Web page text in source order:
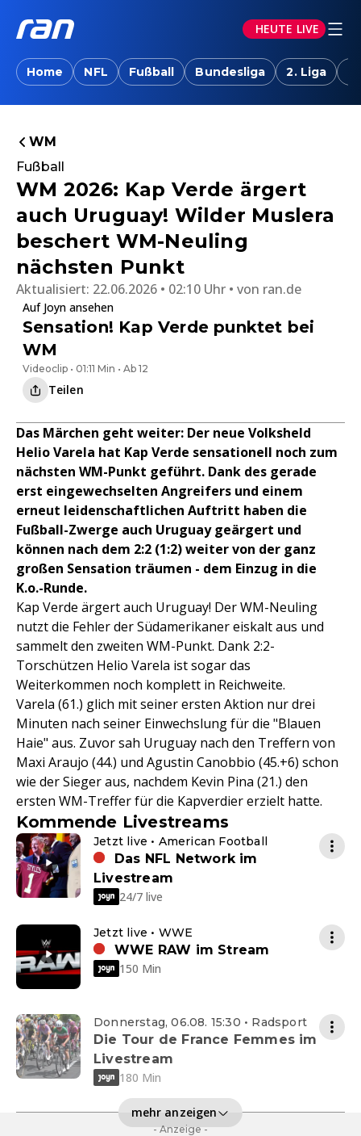
HEUTE LIVE
Home NFL Fußball Bundesliga 2. Liga
WM
Fußball
WM 2026: Kap Verde ärgert
auch Uruguay! Wilder Muslera
beschert WM-Neuling
nächsten Punkt
Aktualisiert: 22.06.2026 • 02:10 Uhr von ran.de
Auf Joyn ansehen
Sensation! Kap Verde punktet bei
WM
Videoclip • 01:11 Min • Ab 12
Teilen
Das Märchen geht weiter: Der neue Volksheld
Helio Varela hat Kap Verde sensationell noch zum
nächsten WM-Punkt geführt. Dank des gerade
erst eingewechselten Angreifers und einem
erneut leidenschaftlichen Auftritt haben die
Fußball-Zwerge auch Uruguay geärgert und
können nach dem 2:2 (1:2) weiter von der ganz
großen Sensation träumen - dem Einzug in die
K.o.-Runde.
Kap Verde ärgert auch Uruguay! Der WM-Neuling
nutzt die Fehler der Südamerikaner eiskalt aus und
sammelt den zweiten WM-Punkt. Dank 2:2-
Torschützen Helio Varela ist sogar das
Weiterkommen noch komplett in Reichweite.
Varela (61.) glich mit seiner ersten Aktion nur drei
Minuten nach seiner Einwechslung für die "Blauen
Haie" aus. Zuvor sah Uruguay nach den Treffern von
Maxi Araujo (44.) und Agustin Canobbio (45.+6) schon
wie der Sieger aus, nachdem Kevin Pina (21.) den
ersten WM-Treffer für die Kapverdier erzielt hatte.
Kommende Livestreams
Jetzt live • American Football
Das NFL Network im
Livestream
24/7 live
Jetzt live • WWE
WWE RAW im Stream
150 Min
Donnerstag, 06.08. 15:30 • Radsport
Die Tour de France Femmes im
Livestream
180 Min
mehr anzeigen
- Anzeige -